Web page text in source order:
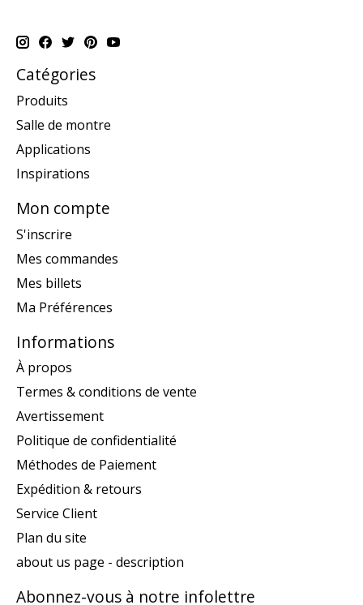
Catégories
Produits
Salle de montre
Applications
Inspirations
Mon compte
S'inscrire
Mes commandes
Mes billets
Ma Préférences
Informations
À propos
Termes & conditions de vente
Avertissement
Politique de confidentialité
Méthodes de Paiement
Expédition & retours
Service Client
Plan du site
about us page - description
Abonnez-vous à notre infolettre